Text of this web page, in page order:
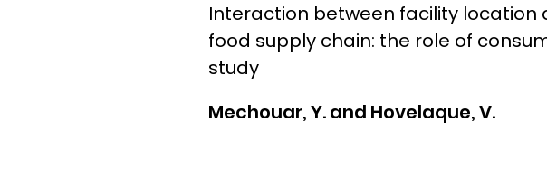
Interaction between facility location
food supply chain: the role of
study
Mechouar, Y. and Hovelaque, V.